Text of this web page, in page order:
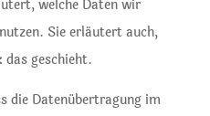
welche Daten wir
Sie erläutert auch,
das geschieht.
die Datenübertragung im